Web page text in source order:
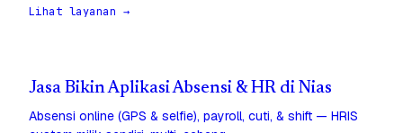
Lihat layanan →
Jasa Bikin Aplikasi Absensi & HR di Nias
Absensi online (GPS & selfie), payroll, cuti, & shift — HRIS